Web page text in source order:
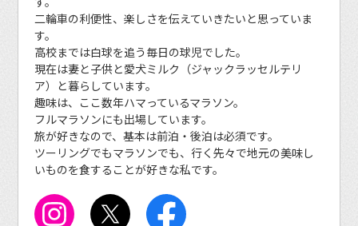
二輪車の利便性、楽しさを伝えていきたいと思っていま
す。
高校までは白球を追う毎日の球児でした。
現在は妻と子供と愛犬ミルク（ジャックラッセルテリ
ア）と暮らしています。
趣味は、ここ数年ハマっているマラソン。
フルマラソンにも出場しています。
旅が好きなので、基本は前泊・後泊は必須です。
ツーリングでもマラソンでも、行く先々で地元の美味し
いものを食することが好きな私です。